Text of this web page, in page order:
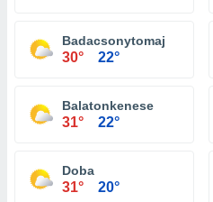
Badacsonytomaj
30° 22°
Balatonkenese
31° 22°
Doba
31° 20°